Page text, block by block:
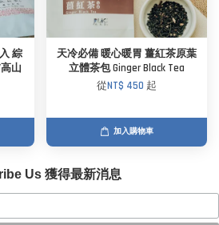
綜
山
天冷必備 暖心暖胃 薑紅茶原葉
立體茶包 Ginger Black Tea
從NT$ 450 起
加入購物車
Us 獲得最新消息